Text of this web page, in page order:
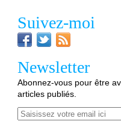
Suivez-moi
Newsletter
Abonnez-vous pour être
articles publiés.
Email